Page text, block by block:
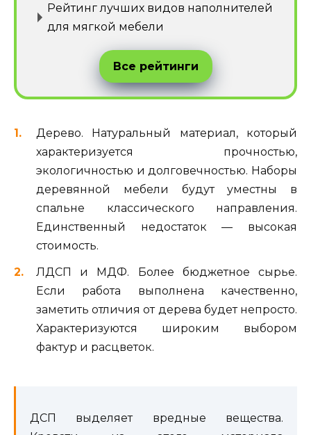
Рейтинг лучших видов наполнителей
для мягкой мебели
Все рейтинги
Дерево. Натуральный материал, который
характеризуется прочностью,
экологичностью и долговечностью. Наборы
деревянной мебели будут уместны в
спальне классического направления.
Единственный недостаток — высокая
стоимость.
ЛДСП и МДФ. Более бюджетное сырье.
Если работа выполнена качественно,
заметить отличия от дерева будет непросто.
Характеризуются широким выбором
фактур и расцветок.
ДСП выделяет вредные вещества.